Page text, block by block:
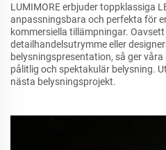
LUMIMORE erbjuder toppklassiga
anpassningsbara och perfekta för
kommersiella tillämpningar.
detailhandelsutrymme eller
belysningspresentation, så ger
pålitlig och spektakulär belysning.
nästa belysningsprojekt.